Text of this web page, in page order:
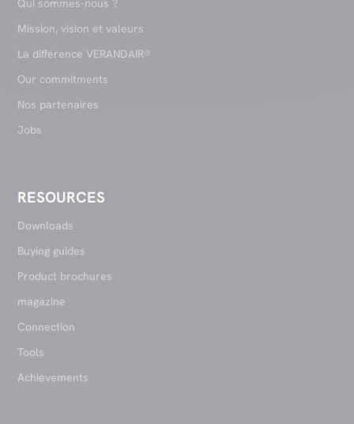
Qui sommes-nous ?
Mission, vision et valeurs
La différence VERANDAIR®
Our commitments
Nos partenaires
Jobs
RESOURCES
Downloads
Buying guides
Product brochures
magazine
Connection
Tools
Achievements